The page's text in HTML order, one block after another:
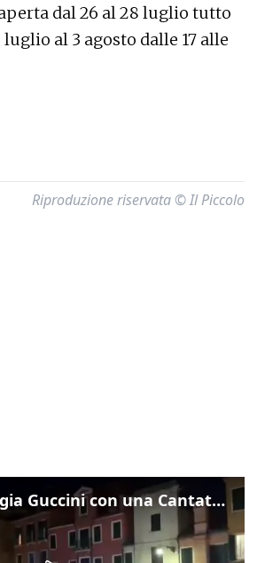
dal 26 al 28 luglio tutto
al 3 agosto dalle 17 alle
Riproduzione riservata © Il Piccolo
Venezia omaggia Guccini con una Cantata Anarchica in campo Santa Margherita